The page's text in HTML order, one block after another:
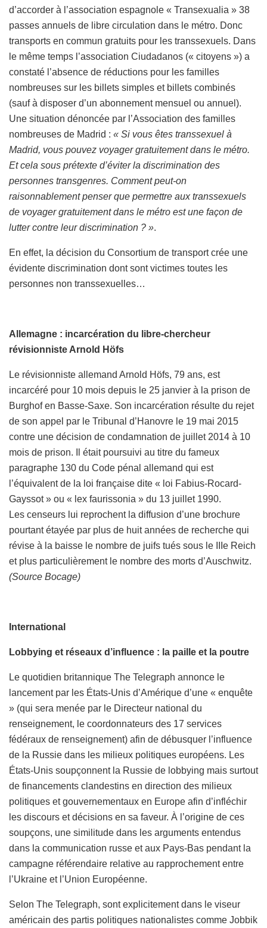
d’accorder à l’association espagnole « Transexualia » 38
passes annuels de libre circulation dans le métro. Donc
transports en commun gratuits pour les transsexuels. Dans
le même temps l’association Ciudadanos (« citoyens ») a
constaté l’absence de réductions pour les familles
nombreuses sur les billets simples et billets combinés
(sauf à disposer d’un abonnement mensuel ou annuel).
Une situation dénoncée par l’Association des familles
nombreuses de Madrid : « Si vous êtes transsexuel à
Madrid, vous pouvez voyager gratuitement dans le métro.
Et cela sous prétexte d’éviter la discrimination des
personnes transgenres. Comment peut-on
raisonnablement penser que permettre aux transsexuels
de voyager gratuitement dans le métro est une façon de
lutter contre leur discrimination ? ».
En effet, la décision du Consortium de transport crée une
évidente discrimination dont sont victimes toutes les
personnes non transsexuelles…
Allemagne : incarcération du libre-chercheur
révisionniste Arnold Höfs
Le révisionniste allemand Arnold Höfs, 79 ans, est
incarcéré pour 10 mois depuis le 25 janvier à la prison de
Burghof en Basse-Saxe. Son incarcération résulte du rejet
de son appel par le Tribunal d’Hanovre le 19 mai 2015
contre une décision de condamnation de juillet 2014 à 10
mois de prison. Il était poursuivi au titre du fameux
paragraphe 130 du Code pénal allemand qui est
l’équivalent de la loi française dite « loi Fabius-Rocard-
Gayssot » ou « lex faurissonia » du 13 juillet 1990.
Les censeurs lui reprochent la diffusion d’une brochure
pourtant étayée par plus de huit années de recherche qui
révise à la baisse le nombre de juifs tués sous le IIIe Reich
et plus particulièrement le nombre des morts d’Auschwitz.
(Source Bocage)
International
Lobbying et réseaux d’influence : la paille et la poutre
Le quotidien britannique The Telegraph annonce le
lancement par les États-Unis d’Amérique d’une « enquête
» (qui sera menée par le Directeur national du
renseignement, le coordonnateurs des 17 services
fédéraux de renseignement) afin de débusquer l’influence
de la Russie dans les milieux politiques européens. Les
États-Unis soupçonnent la Russie de lobbying mais surtout
de financements clandestins en direction des milieux
politiques et gouvernementaux en Europe afin d’infléchir
les discours et décisions en sa faveur. À l’origine de ces
soupçons, une similitude dans les arguments entendus
dans la communication russe et aux Pays-Bas pendant la
campagne référendaire relative au rapprochement entre
l’Ukraine et l’Union Européenne.
Selon The Telegraph, sont explicitement dans le viseur
américain des partis politiques nationalistes comme Jobbik